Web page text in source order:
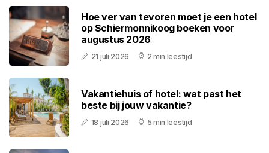
Hoe ver van tevoren moet je een hotel
op Schiermonnikoog boeken voor
augustus 2026
21 juli 2026 2 min leestijd
Vakantiehuis of hotel: wat past het
beste bij jouw vakantie?
18 juli 2026 5 min leestijd